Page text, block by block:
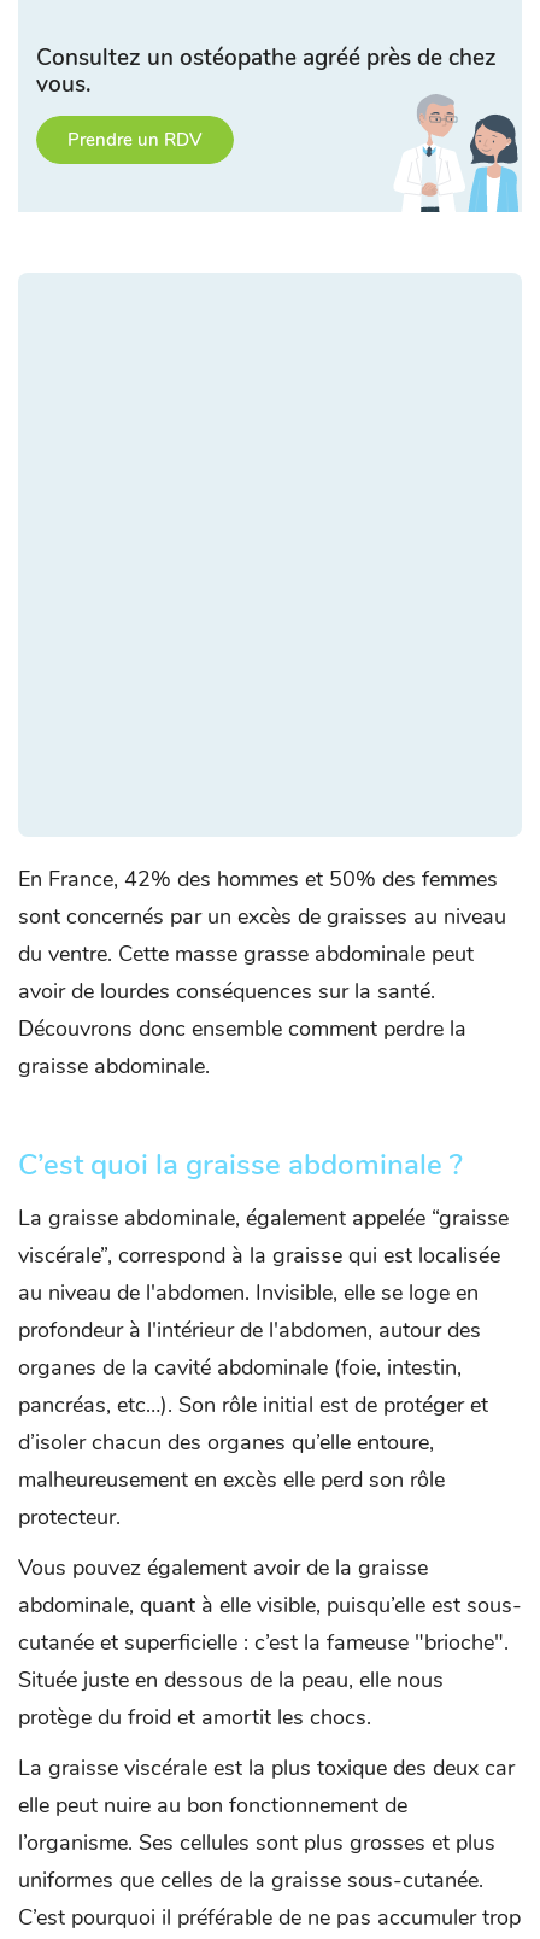
Consultez un ostéopathe agréé près de chez
vous.
Prendre un RDV
En France, 42% des hommes et 50% des femmes
sont concernés par un excès de graisses au niveau
du ventre. Cette masse grasse abdominale peut
avoir de lourdes conséquences sur la santé.
Découvrons donc ensemble comment perdre la
graisse abdominale.
C’est quoi la graisse abdominale ?
La graisse abdominale, également appelée “graisse
viscérale”, correspond à la graisse qui est localisée
au niveau de l'abdomen. Invisible, elle se loge en
profondeur à l'intérieur de l'abdomen, autour des
organes de la cavité abdominale (foie, intestin,
pancréas, etc…). Son rôle initial est de protéger et
d’isoler chacun des organes qu’elle entoure,
malheureusement en excès elle perd son rôle
protecteur.
Vous pouvez également avoir de la graisse
abdominale, quant à elle visible, puisqu’elle est sous-
cutanée et superficielle : c’est la fameuse "brioche".
Située juste en dessous de la peau, elle nous
protège du froid et amortit les chocs.
La graisse viscérale est la plus toxique des deux car
elle peut nuire au bon fonctionnement de
l’organisme. Ses cellules sont plus grosses et plus
uniformes que celles de la graisse sous-cutanée.
C’est pourquoi il préférable de ne pas accumuler trop